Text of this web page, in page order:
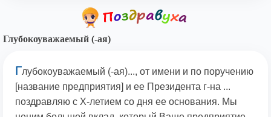
Глубокоуважаемый (-ая)
Глубокоуважаемый (-ая)..., от имени и по поручению
[название предприятия] и ее Президента г-на ...
поздравляю с X-летием со дня ее основания. Мы